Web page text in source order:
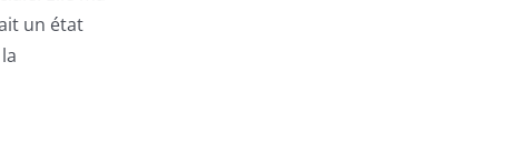
un état